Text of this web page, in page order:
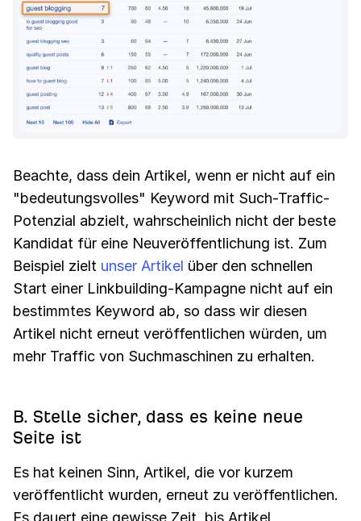
Beachte, dass dein Artikel, wenn er nicht auf ein
"bedeutungsvolles" Keyword mit Such-Traffic-
Potenzial abzielt, wahrscheinlich nicht der beste
Kandidat für eine Neuveröffentlichung ist. Zum
Beispiel zielt unser Artikel über den schnellen
Start einer Linkbuilding-Kampagne nicht auf ein
bestimmtes Keyword ab, so dass wir diesen
Artikel nicht erneut veröffentlichen würden, um
mehr Traffic von Suchmaschinen zu erhalten.
B. Stelle sicher, dass es keine neue
Seite ist
Es hat keinen Sinn, Artikel, die vor kurzem
veröffentlicht wurden, erneut zu veröffentlichen.
Es dauert eine gewisse Zeit, bis Artikel